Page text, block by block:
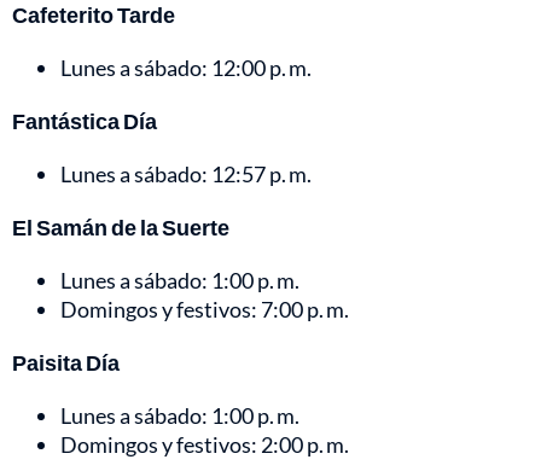
Cafeterito Tarde
Lunes a sábado: 12:00 p. m.
Fantástica Día
Lunes a sábado: 12:57 p. m.
El Samán de la Suerte
Lunes a sábado: 1:00 p. m.
Domingos y festivos: 7:00 p. m.
Paisita Día
Lunes a sábado: 1:00 p. m.
Domingos y festivos: 2:00 p. m.